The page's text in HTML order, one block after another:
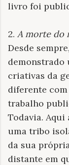
livro foi
2. A morte do
Desde
demonstrado
criativas da
diferente
trabalho
Todavia.
uma tribo
da sua
distante em